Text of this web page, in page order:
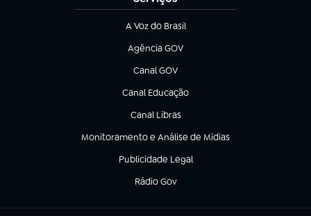
A Voz do Brasil
(abre em nova aba)
Agência GOV
(abre em nova aba)
Canal GOV
(abre em nova aba)
Canal Educação
(abre em nova aba)
Canal Libras
(abre em nova aba)
Monitoramento e Análise de Mídias
(abre em nova aba)
Publicidade Legal
(abre em nova aba)
Rádio Gov
(abre em nova aba)